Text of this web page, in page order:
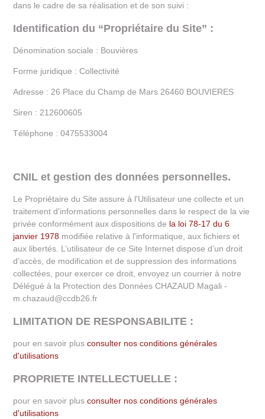
dans le cadre de sa réalisation et de son suivi :
Identification du “Propriétaire du Site” :
Dénomination sociale : Bouvières
Forme juridique :Collectivité
Adresse : 26 Place du Champ de Mars 26460 BOUVIERES
Siren : 212600605
Téléphone : 0475533004
CNIL et gestion des données personnelles.
Le Propriétaire du Site assure à l'Utilisateur une collecte et un
traitement d'informations personnelles dans le respect de la vie
privée conformément aux dispositions de la loi 78-17 du 6
janvier 1978 modifiée relative à l'informatique, aux fichiers et
aux libertés. L’utilisateur de ce Site Internet dispose d’un droit
d’accès, de modification et de suppression des informations
collectées, pour exercer ce droit, envoyez un courrierà notre
Délégué à la Protection des DonnéesCHAZAUD Magali -
m.chazaud@ccdb26.fr
LIMITATION DE RESPONSABILITE :
pour en savoir plusconsulter nos conditions générales
d'utilisations
PROPRIETE INTELLECTUELLE :
pour en savoir plusconsulter nos conditions générales
d'utilisations